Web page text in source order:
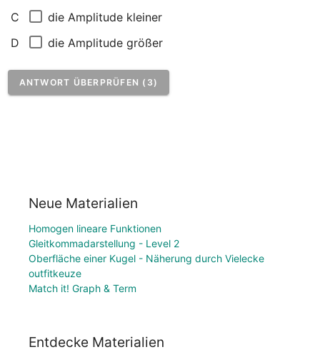
C
die Amplitude kleiner
D
die Amplitude größer
ANTWORT ÜBERPRÜFEN (3)
Neue Materialien
Homogen lineare Funktionen
Gleitkommadarstellung - Level 2
Oberfläche einer Kugel - Näherung durch Vielecke
outfitkeuze
Match it! Graph & Term
Entdecke Materialien